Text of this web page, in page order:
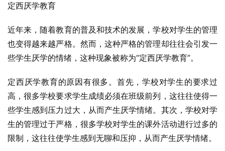
定西厌学教育
近年来，随着教育的普及和技术的发展，学校对学生的管理
也变得越来越严格。然而，这种严格的管理却往往会引发一
些学生厌学的情绪，这种现象被称为“定西厌学教育”。
定西厌学教育的原因有很多。首先，学校对学生的要求过
高，很多学校要求学生成绩必须在班级前列，这往往使得一
些学生感到压力过大，从而产生厌学情绪。其次，学校对学
生的管理过于严格，很多学校对学生的课外活动进行过多的
限制，这往往使学生感到无聊和压抑，从而产生厌学情绪。